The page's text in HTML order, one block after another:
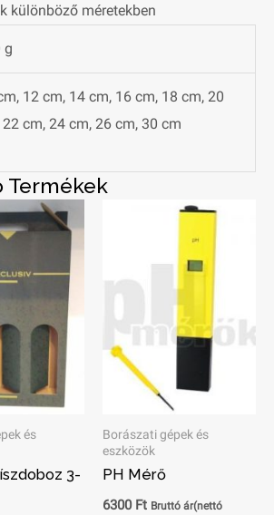
különböző méretekben
g
12 cm, 14 cm, 16 cm, 18 cm, 20
22 cm, 24 cm, 26 cm, 30 cm
Termékek
és
3-
Borászati gépek és
eszközök
PH Mérő
6300 Ft Bruttó ár(nettó